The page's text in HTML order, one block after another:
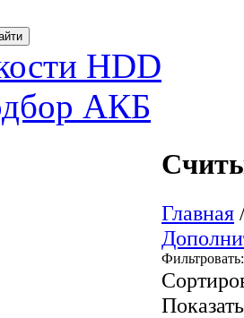
HDD
АКБ
Главная
Фильтровать: